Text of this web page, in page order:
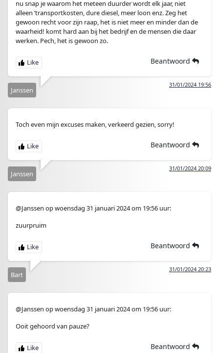
nu snap je waarom het meteen duurder wordt elk jaar, niet
alleen ’transportkosten, dure diesel, meer loon enz. Zeg het
gewoon recht voor zijn raap, het is niet meer en minder dan de
waarheid! komt hard aan bij het bedrijf en de mensen die daar
werken. Pech, het is gewoon zo.
Beantwoord
31/01/2024 19:56
Janssen
Toch even mijn excuses maken, verkeerd gezien, sorry!
Beantwoord
31/01/2024 20:09
Janssen
@Janssen op woensdag 31 januari 2024 om 19:56 uur:
zuurpruim
Beantwoord
31/01/2024 20:23
Bart
@Janssen op woensdag 31 januari 2024 om 19:56 uur:
Ooit gehoord van pauze?
Beantwoord